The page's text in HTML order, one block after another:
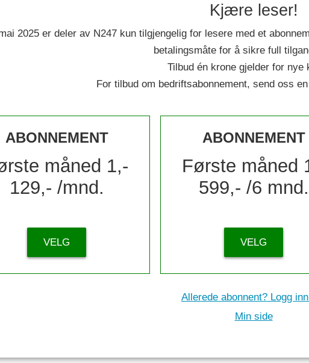
Kjære leser!
2025 er deler av N247 kun tilgjengelig for lesere med et
betalingsmåte for å sikre full
Tilbud én krone gjelder for nye
For tilbud om bedriftsabonnement, send oss
ABONNEMENT
måned 1,-
129,- /mnd.
VELG
ABONNEMENT
Første måned
599,- /6 mnd.
VELG
Allerede abonnent? Logg
Min side